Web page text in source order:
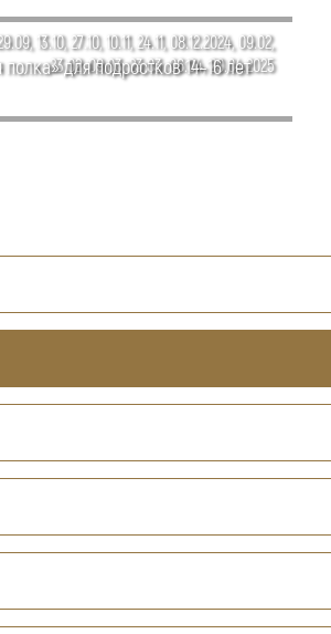
13.10, 27.10, 10.11, 24.11, 08.12.2024, 09.02,
23.02, 09.03, 23.03, 06.04, 20.04.2025
для подростков 14–16 лет